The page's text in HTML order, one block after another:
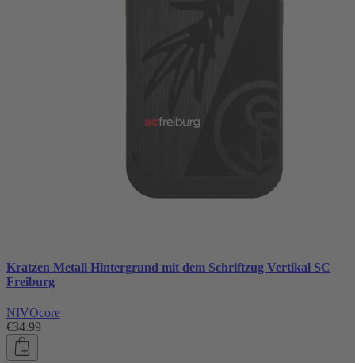
Kratzen Metall Hintergrund mit dem Schriftzug Vertikal SC
Freiburg
NIVOcore
€34.99